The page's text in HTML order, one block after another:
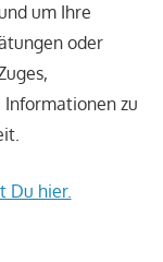
um Ihre
oder
zu
Du hier.